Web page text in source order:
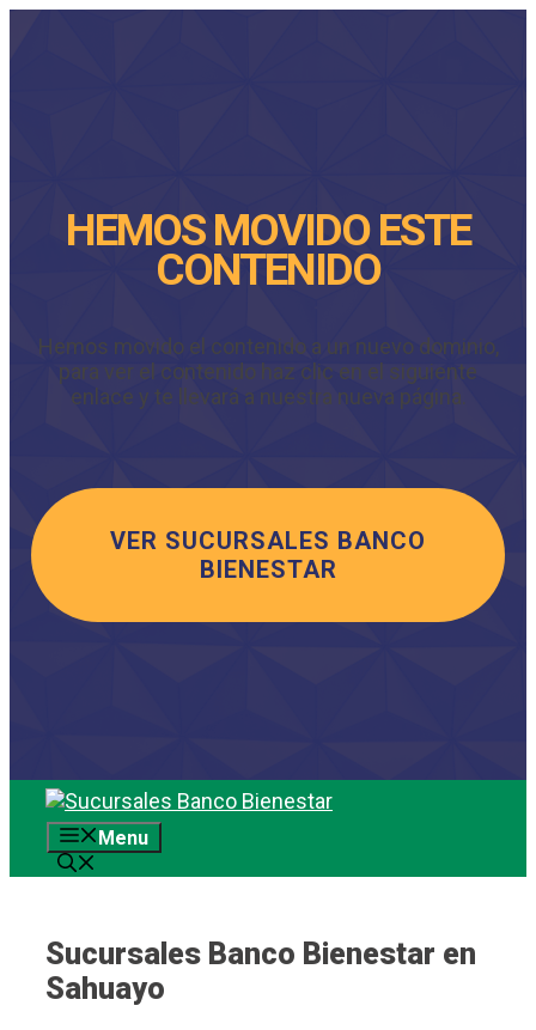
HEMOS MOVIDO ESTE
CONTENIDO
Hemos movido el contenido a un nuevo dominio,
para ver el contenido haz clic en el siguiente
enlace y te llevará a nuestra nueva página.
VER SUCURSALES BANCO
BIENESTAR
Saltar
contenidoMenu
Sucursales Banco Bienestar en
Sahuayo